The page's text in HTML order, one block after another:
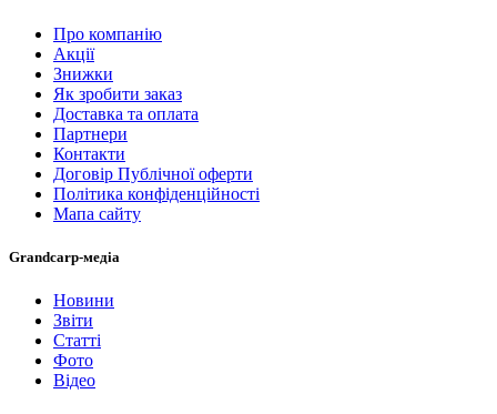
Про компанію
Акції
Знижки
Як зробити заказ
Доставка та оплата
Партнери
Контакти
Договір Публічної оферти
Політика конфіденційності
Мапа сайту
Grandcarp-медіа
Новини
Звіти
Статті
Фото
Відео